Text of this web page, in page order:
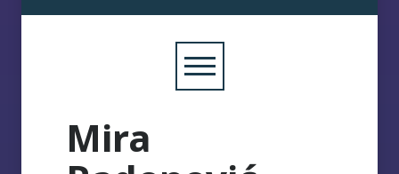
Mira